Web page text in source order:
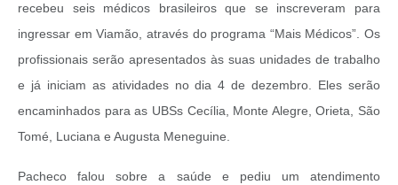
recebeu seis médicos brasileiros que se inscreveram para
ingressar em Viamão, através do programa “Mais Médicos”. Os
profissionais serão apresentados às suas unidades de trabalho
e já iniciam as atividades no dia 4 de dezembro. Eles serão
encaminhados para as UBSs Cecília, Monte Alegre, Orieta, São
Tomé, Luciana e Augusta Meneguine.
Pacheco falou sobre a saúde e pediu um atendimento